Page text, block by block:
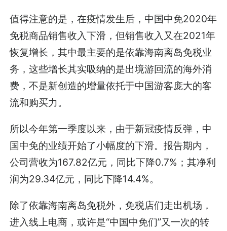
值得注意的是，在疫情发生后，中国中免2020年
免税商品销售收入下滑，但销售收入又在2021年
恢复增长，其中最主要的是依靠海南离岛免税业
务，这些增长其实吸纳的是出境游回流的海外消
费，不是新创造的增量依托于中国游客庞大的客
流和购买力。
所以今年第一季度以来，由于新冠疫情反弹，中
国中免的业绩开始了小幅度的下滑。报告期内，
公司营收为167.82亿元，同比下降0.7%；其净利
润为29.34亿元，同比下降14.4%。
除了依靠海南离岛免税外，免税店们走出机场，
进入线上电商，或许是“中国中免们”又一次的转